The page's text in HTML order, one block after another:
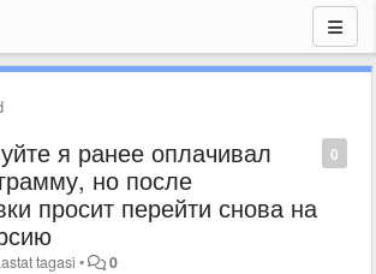
0
я ранее оплачивал
но после
просит перейти снова на
tagasi • 0